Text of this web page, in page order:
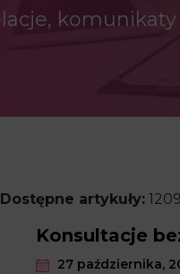
komunikaty
Dostępne artykuły: 1209
Konsultacje
27 października,